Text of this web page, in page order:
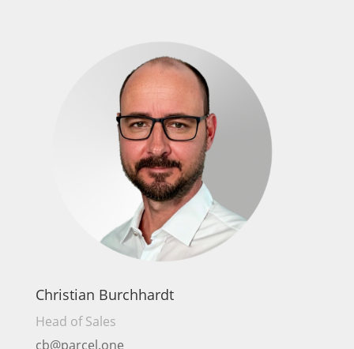
Christian Burchhardt
Head of Sales
cb@parcel.one